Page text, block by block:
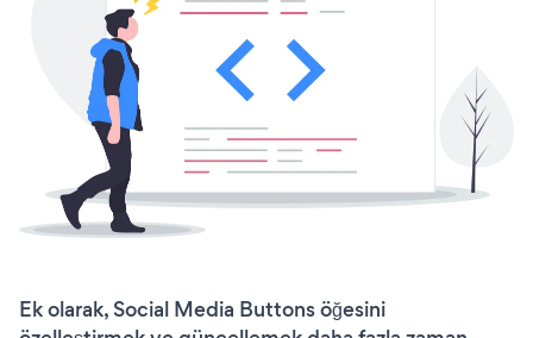
Ek olarak, Social Media Buttons öğesini